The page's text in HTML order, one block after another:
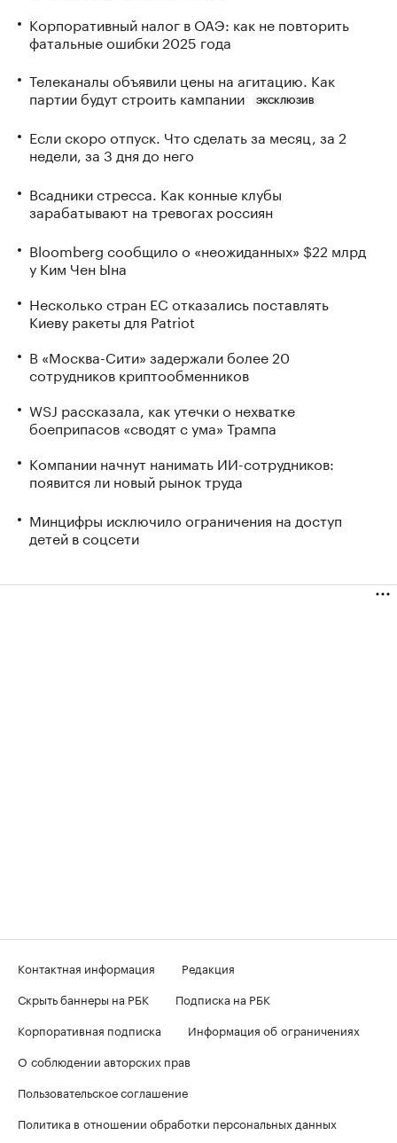
Корпоративный налог в ОАЭ: как не повторить
фатальные ошибки 2025 года
Телеканалы объявили цены на агитацию. Как
партии будут строить кампании
ЭКСКЛЮЗИВ
Если скоро отпуск. Что сделать за месяц, за 2
недели, за 3 дня до него
Всадники стресса. Как конные клубы
зарабатывают на тревогах россиян
Bloomberg сообщило о «неожиданных» $22 млрд
у Ким Чен Ына
Несколько стран ЕС отказались поставлять
Киеву ракеты для Patriot
В «Москва-Сити» задержали более 20
сотрудников криптообменников
WSJ рассказала, как утечки о нехватке
боеприпасов «сводят с ума» Трампа
Компании начнут нанимать ИИ-сотрудников:
появится ли новый рынок труда
Минцифры исключило ограничения на доступ
детей в соцсети
Контактная информация
Редакция
Скрыть баннеры на РБК
Подписка на РБК
Корпоративная подписка
Информация об ограничениях
О соблюдении авторских прав
Пользовательское соглашение
Политика в отношении обработки персональных данных